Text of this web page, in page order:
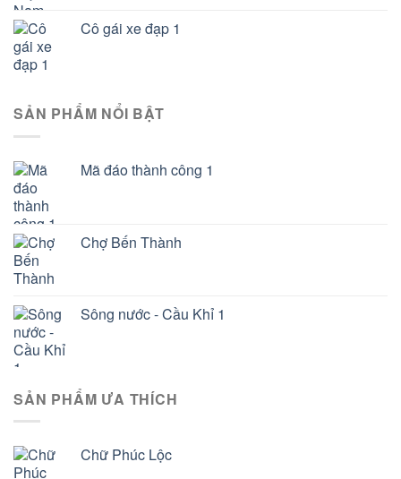
Cô gái xe đạp 1
SẢN PHẨM NỔI BẬT
Mã đáo thành công 1
Chợ Bến Thành
Sông nước - Cầu Khỉ 1
SẢN PHẨM ƯA THÍCH
Chữ Phúc Lộc